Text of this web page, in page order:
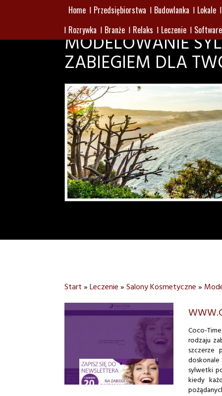
Home Przedsiębiorstwa Budowlanka
Lokale
Rozrywka
Branże Relaks Leczenie Software
MODELOWANIE
ZABIEGIEM DLA
Start»Leczenie»Salony Kosmetyczne»
Coco-
rodzaju
szczerze
sylwetki
kiedy